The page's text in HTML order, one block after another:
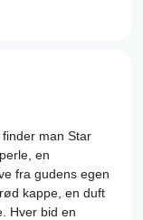
man Star
en
fra gudens egen
kappe, en duft
Hver bid en